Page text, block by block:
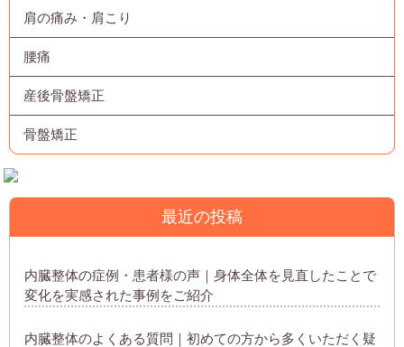
肩の痛み・肩こり
腰痛
産後骨盤矯正
骨盤矯正
最近の投稿
内臓整体の症例・患者様の声｜身体全体を見直したことで
変化を実感された事例をご紹介
内臓整体のよくある質問｜初めての方から多くいただく疑